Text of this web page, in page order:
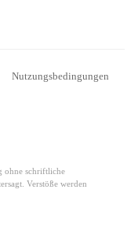
Nutzungsbedingungen
ohne schriftliche
Verstöße werden